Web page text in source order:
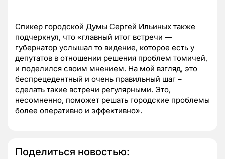
Спикер городской Думы Сергей Ильиных также
подчеркнул, что «главный итог встречи —
губернатор услышал то видение, которое есть у
депутатов в отношении решения проблем томичей,
и поделился своим мнением. На мой взгляд, это
беспрецедентный и очень правильный шаг –
сделать такие встречи регулярными. Это,
несомненно, поможет решать городские проблемы
более оперативно и эффективно».
Поделиться новостью: